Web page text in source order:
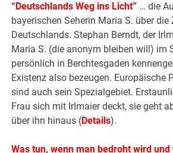
“ Deutschlands Weg ins Licht” … die
bayerischen Seherin Maria S. über
Deutschlands. Stephan Berndt, der
Maria S. (die anonym bleiben will) im
persönlich in Berchtesgaden
Existenz also bezeugen. Europäische
sind auch sein Spezialgebiet.
Frau sich mit Irlmaier deckt, sie geht
über ihn hinaus (Details).
Was tun, wenn man bedroht wird